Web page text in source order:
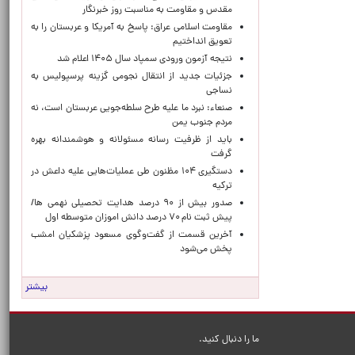
مقدس و مقاومت به مناسبت روز خبرنگار
مقاومت اسلامی عراق: پاسخ به آمریکا و عربستان را به
تعویق انداختیم
نتیجه آزمون ورودی سمپاد سال ۱۴۰۵ اعلام شد
جزئیات جدید از انتقال نجومی گزینه پرسپولیس به
نساجی
صنعاء: نبرد ما علیه طرح سلطه‌جویی عربستان است، نه
مردم جنوب یمن
باید از ظرفیت رسانه مسئولانه و هوشمندانه بهره
گرفت
دستگیری ۱۰۴ مظنون طی عملیات‌هایی علیه داعش در
ترکیه
صدور بیش از ۹۰ درصد هدایت تحصیلی نهمی ها/
پیش ثبت نام ۷۰ درصد دانش اموزان متوسطه اول
آخرین قسمت از گفت‌وگوی مسعود پزشکیان امشب
پخش می‌شود
بیشتر
ما را دنبال کنید.